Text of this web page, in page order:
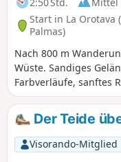
Start in La Orotava
Palmas)
Nach 800 m
Wüste. Sandiges
Farbverläufe, sanftes
Kontrast bilden. Ein
Familienwanderung,
zurück geht. Ein
Höhenunterschied,
absolviert. Der Teide
Der Teide
Visorando-Mitglied